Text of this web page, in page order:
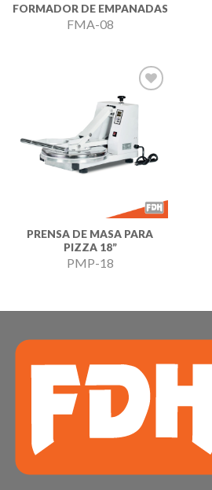
FORMADOR DE EMPANADAS
FMA-08
lista de
deseos
PRENSA DE MASA PARA
PIZZA 18”
PMP-18